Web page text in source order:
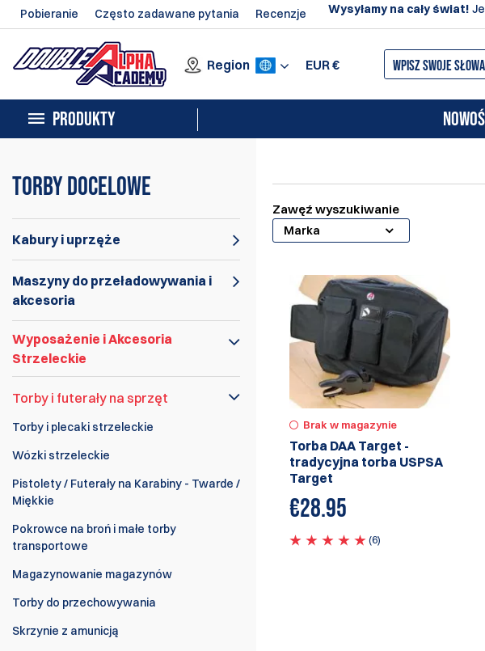
Pobieranie Często zadawane pytania Recenzje Wysyłamy na cały świat!
Region EUR€
PRODUKTY
Torby docelowe
Kabury i uprzęże
Maszyny do przeładowywania i
akcesoria
Wyposażenie i Akcesoria
Strzeleckie
Torby i futerały na sprzęt
Torby i plecaki strzeleckie
Wózki strzeleckie
Pistolety / Futerały na Karabiny - Twarde /
Miękkie
Pokrowce na broń i małe torby
transportowe
Magazynowanie magazynów
Torby do przechowywania
Skrzynie z amunicją
Zawęź wyszukiwanie
Marka
Brak w magazynie
Torba DAA Target -
tradycyjna torba USPSA
Target
€28.95
(6)